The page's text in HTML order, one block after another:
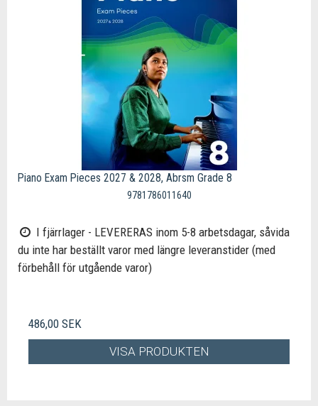
Piano Exam Pieces 2027 & 2028, Abrsm Grade 8
9781786011640
I fjärrlager - LEVERERAS inom 5-8 arbetsdagar, såvida
du inte har beställt varor med längre leveranstider (med
förbehåll för utgående varor)
486,00 SEK
VISA PRODUKTEN